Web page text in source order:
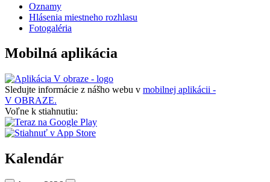
Oznamy
Hlásenia miestneho rozhlasu
Fotogaléria
Mobilná aplikácia
Sledujte informácie z nášho webu v mobilnej aplikácii -
V OBRAZE.
Voľne k stiahnutiu:
Kalendár